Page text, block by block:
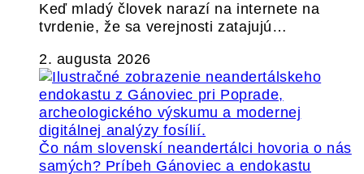
Keď mladý človek narazí na internete na
tvrdenie, že sa verejnosti zatajujú…
2. augusta 2026
Čo nám slovenskí neandertálci hovoria o nás
samých? Príbeh Gánoviec a endokastu